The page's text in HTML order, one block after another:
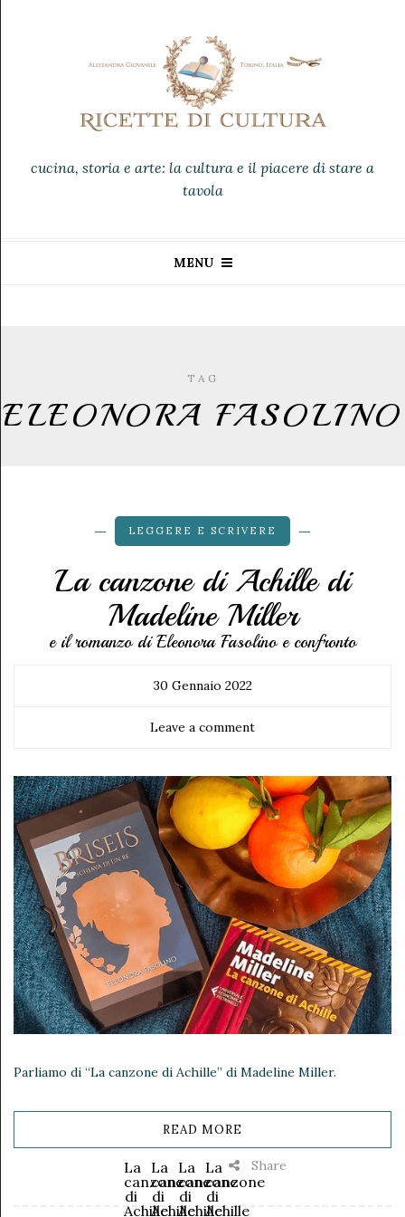
cucina, storia e arte: la cultura e il piacere di stare a
tavola
MENU
TAG
ELEONORA FASOLINO
LEGGERE E SCRIVERE
La canzone di Achille di
Madeline Miller
e il romanzo di Eleonora Fasolino e confronto
30 Gennaio 2022
Leave a comment
Parliamo di “La canzone di Achille” di Madeline Miller.
READ MORE
Share
La
canzone
di
Achille
La
canzone
di
Achille
La
canzone
di
Achille
La
canzone
di
Achille